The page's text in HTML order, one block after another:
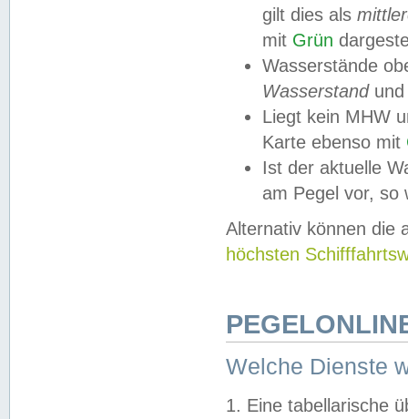
gilt dies als
mit Grün
Wasserstände
Wasserstandund
Liegt kein MHW
Karte ebenso mit
Ist der aktuelle
am Pegel vor,
Alternativ können die
höchsten
Welche Dienste
1. Eine tabellarische